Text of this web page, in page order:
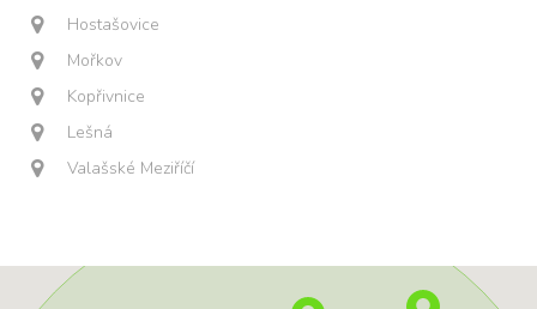
Hostašovice
Mořkov
Kopřivnice
Lešná
Valašské Meziříčí